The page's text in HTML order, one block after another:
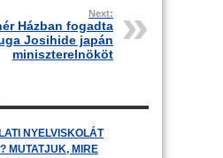
Next:
Házban fogadta
Josihide japán
miniszterelnököt
NYELVISKOLÁT
MUTATJUK, MIRE